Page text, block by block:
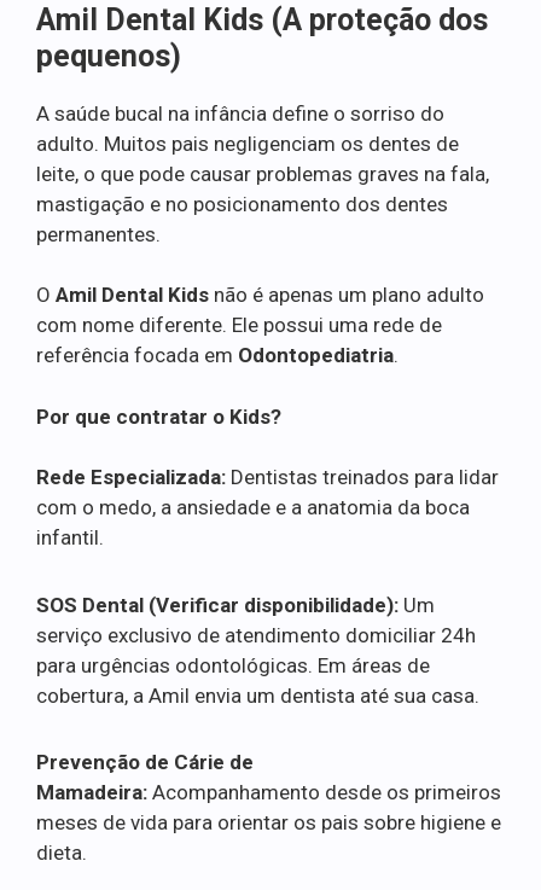
Amil Dental Kids (A proteção dos
pequenos)
A saúde bucal na infância define o sorriso do
adulto. Muitos pais negligenciam os dentes de
leite, o que pode causar problemas graves na fala,
mastigação e no posicionamento dos dentes
permanentes.
O Amil Dental Kids não é apenas um plano adulto
com nome diferente. Ele possui uma rede de
referência focada em Odontopediatria.
Por que contratar o Kids?
Rede Especializada: Dentistas treinados para lidar
com o medo, a ansiedade e a anatomia da boca
infantil.
SOS Dental (Verificar disponibilidade): Um
serviço exclusivo de atendimento domiciliar 24h
para urgências odontológicas. Em áreas de
cobertura, a Amil envia um dentista até sua casa.
Prevenção de Cárie de
Mamadeira: Acompanhamento desde os primeiros
meses de vida para orientar os pais sobre higiene e
dieta.